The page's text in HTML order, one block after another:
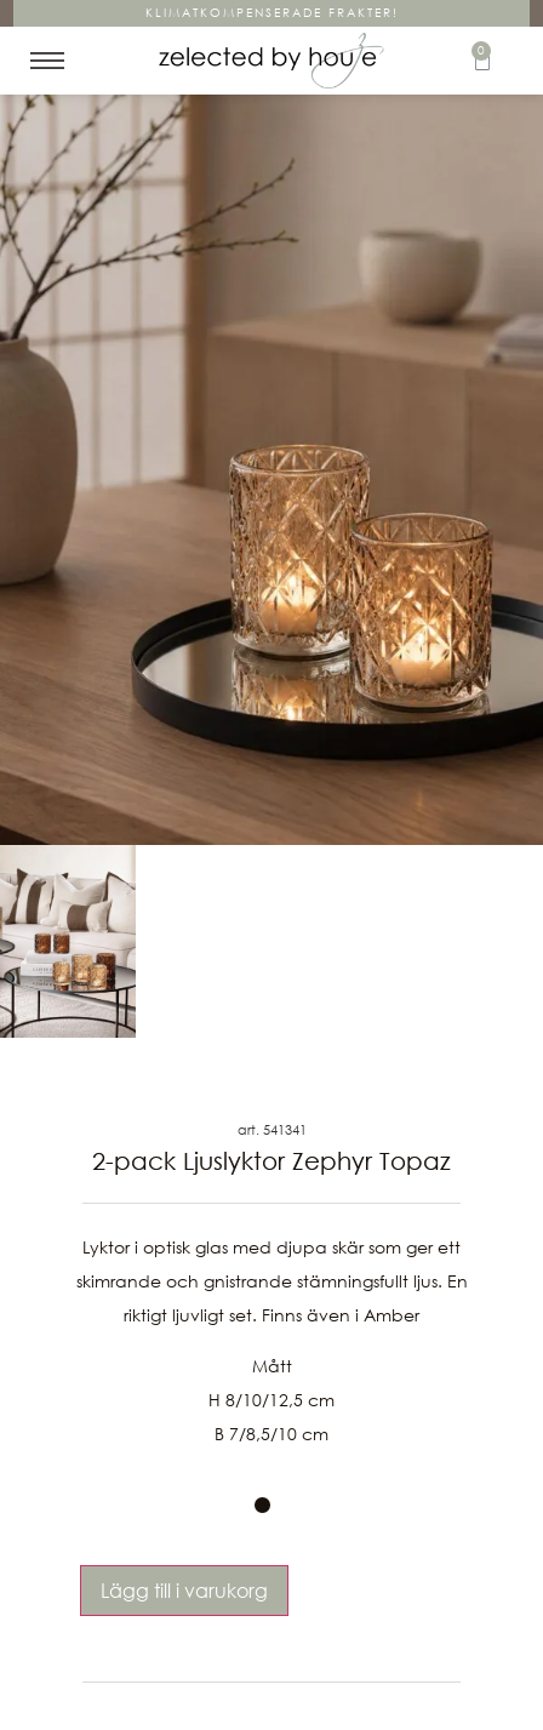
KLIMATKOMPENSERADE FRAKTER!
0
art. 541341
2-pack Ljuslyktor Zephyr Topaz
Lyktor i optisk glas med djupa skär som ger ett
skimrande och gnistrande stämningsfullt ljus. En
riktigt ljuvligt set. Finns även i Amber
Mått
H 8/10/12,5 cm
B 7/8,5/10 cm
Lägg till i varukorg